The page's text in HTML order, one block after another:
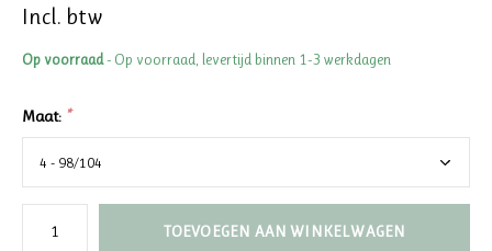
Incl. btw
Op voorraad- Op voorraad, levertijd binnen 1-3 werkdagen
Maat: *
TOEVOEGEN AAN WINKELWAGEN